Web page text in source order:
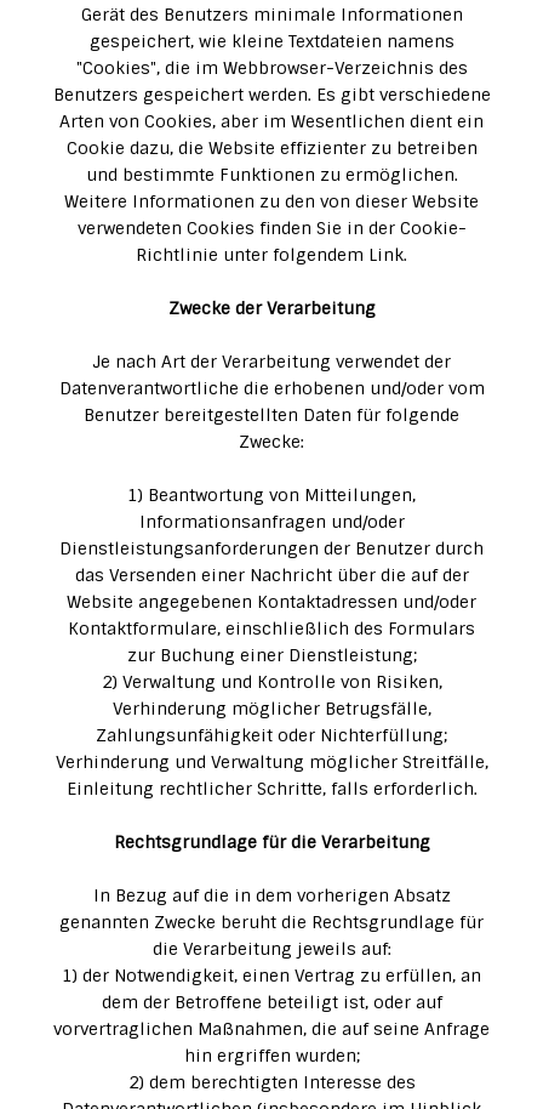
Gerät des Benutzers minimale Informationen
gespeichert, wie kleine Textdateien namens
"Cookies", die im Webbrowser-Verzeichnis des
Benutzers gespeichert werden. Es gibt verschiedene
Arten von Cookies, aber im Wesentlichen dient ein
Cookie dazu, die Website effizienter zu betreiben
und bestimmte Funktionen zu ermöglichen.
Weitere Informationen zu den von dieser Website
verwendeten Cookies finden Sie in der Cookie-
Richtlinie unter folgendem Link.
Zwecke der Verarbeitung
Je nach Art der Verarbeitung verwendet der
Datenverantwortliche die erhobenen und/oder vom
Benutzer bereitgestellten Daten für folgende
Zwecke:
1) Beantwortung von Mitteilungen,
Informationsanfragen und/oder
Dienstleistungsanforderungen der Benutzer durch
das Versenden einer Nachricht über die auf der
Website angegebenen Kontaktadressen und/oder
Kontaktformulare, einschließlich des Formulars
zur Buchung einer Dienstleistung;
2) Verwaltung und Kontrolle von Risiken,
Verhinderung möglicher Betrugsfälle,
Zahlungsunfähigkeit oder Nichterfüllung;
Verhinderung und Verwaltung möglicher Streitfälle,
Einleitung rechtlicher Schritte, falls erforderlich.
Rechtsgrundlage für die Verarbeitung
In Bezug auf die in dem vorherigen Absatz
genannten Zwecke beruht die Rechtsgrundlage für
die Verarbeitung jeweils auf:
1) der Notwendigkeit, einen Vertrag zu erfüllen, an
dem der Betroffene beteiligt ist, oder auf
vorvertraglichen Maßnahmen, die auf seine Anfrage
hin ergriffen wurden;
2) dem berechtigten Interesse des